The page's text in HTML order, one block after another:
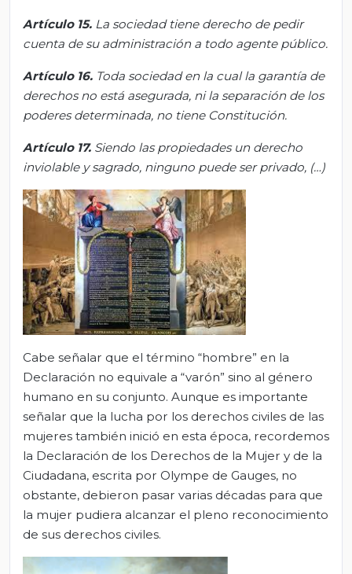
Artículo 15. La sociedad tiene derecho de pedir
cuenta de su administración a todo agente público.
Artículo 16. Toda sociedad en la cual la garantía de
derechos no está asegurada, ni la separación de los
poderes determinada, no tiene Constitución.
Artículo 17. Siendo las propiedades un derecho
inviolable y sagrado, ninguno puede ser privado, (…)
Cabe señalar que el término “hombre” en la
Declaración no equivale a “varón” sino al género
humano en su conjunto. Aunque es importante
señalar que la lucha por los derechos civiles de las
mujeres también inició en esta época, recordemos
la Declaración de los Derechos de la Mujer y de la
Ciudadana, escrita por Olympe de Gauges, no
obstante, debieron pasar varias décadas para que
la mujer pudiera alcanzar el pleno reconocimiento
de sus derechos civiles.